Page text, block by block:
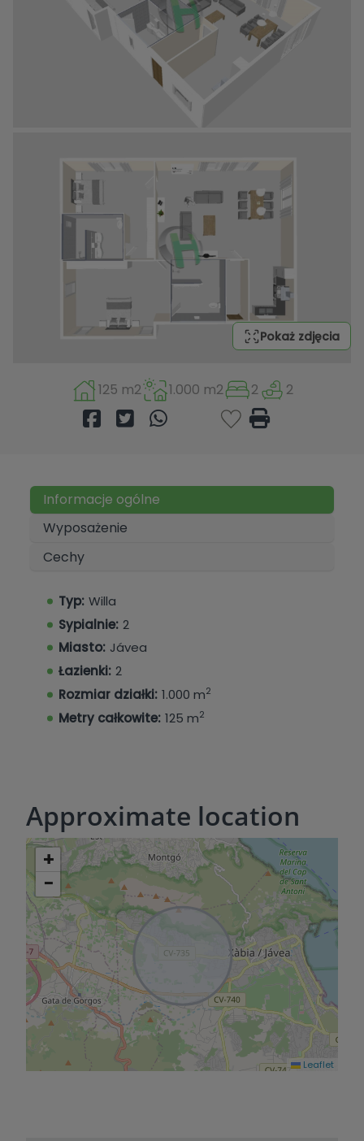
Pokaż zdjęcia
125 m2 1.000 m2 2 2
Informacje ogólne
Wyposażenie
Cechy
Typ: Willa
Sypialnie: 2
Miasto: Jávea
Łazienki: 2
Rozmiar działki: 1.000 m2
Metry całkowite: 125 m2
Approximate location
+
−
Leaflet